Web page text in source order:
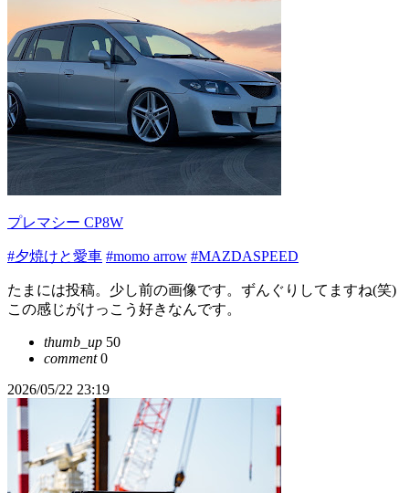
プレマシー CP8W
#夕焼けと愛車 #momo arrow #MAZDASPEED
たまには投稿。少し前の画像です。ずんぐりしてますね(笑)
この感じがけっこう好きなんです。
thumb_up 50
comment0
2026/05/22 23:19